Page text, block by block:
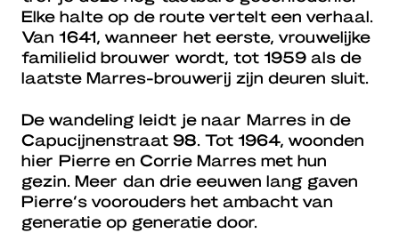
Elke halte op de route vertelt een verhaal.
Van 1641, wanneer het eerste, vrouwelijke
familielid brouwer wordt, tot 1959 als de
laatste Marres-brouwerij zijn deuren sluit.
De wandeling leidt je naar Marres in de
Capucijnenstraat 98. Tot 1964, woonden
hier Pierre en Corrie Marres met hun
gezin. Meer dan drie eeuwen lang gaven
Pierre’s voorouders het ambacht van
generatie op generatie door.